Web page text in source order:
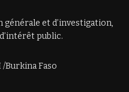
et d’investigation,
public.
/Burkina Faso